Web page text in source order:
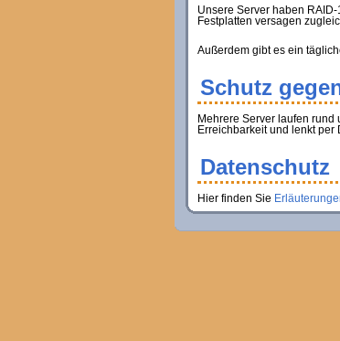
Unsere Server haben
Festplatten versagen
Außerdem gibt es ein
Schutz
Mehrere Server laufen
Erreichbarkeit und lenkt
Datenschutz
Hier finden Sie